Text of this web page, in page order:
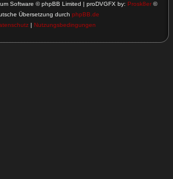
Software © phpBB Limited | proDVGFX by: Prosk8er ©
Übersetzung durch phpBB.de
| Nutzungsbedingungen